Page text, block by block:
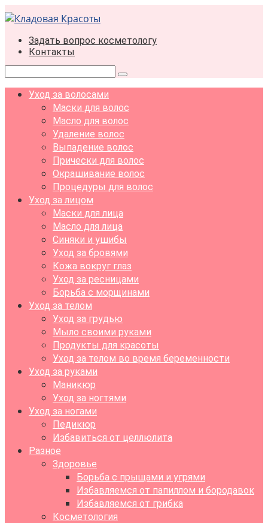
Перейти
к
контентуЗадать вопрос косметологу
Контакты
Поиск:
Уход за волосами
Маски для волос
Масло для волос
Удаление волос
Выпадение волос
Прически для волос
Окрашивание волос
Процедуры для волос
Уход за лицом
Маски для лица
Масло для лица
Синяки и ушибы
Уход за бровями
Кожа вокруг глаз
Уход за ресницами
Борьба с морщинами
Уход за телом
Уход за грудью
Мыло своими руками
Продукты для красоты
Уход за телом во время беременности
Уход за руками
Маникюр
Уход за ногтями
Уход за ногами
Педикюр
Избавиться от целлюлита
Разное
Здоровье
Борьба с прыщами и угрями
Избавляемся от папиллом и бородавок
Избавляемся от грибка
Косметология